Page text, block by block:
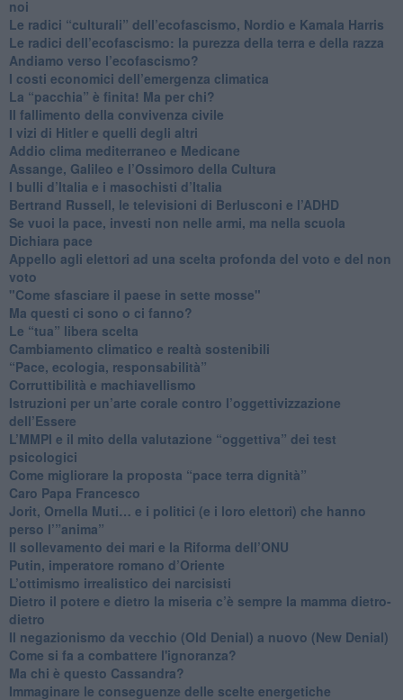
noi
​Le radici “culturali” dell’ecofascismo, Nordio e Kamala Harris
Le radici dell’ecofascismo: la purezza della terra e della razza
Andiamo verso l’ecofascismo?
I costi economici dell’emergenza climatica
​La “pacchia” è finita! Ma per chi?
​Il fallimento della convivenza civile
​I vizi di Hitler e quelli degli altri
Addio clima mediterraneo e Medicane
​Assange, Galileo e l’Ossimoro della Cultura
​I bulli d’Italia e i masochisti d’Italia
​Bertrand Russell, le televisioni di Berlusconi e l’ADHD
​Se vuoi la pace, investi non nelle armi, ma nella scuola
​Dichiara pace
​Appello agli elettori ad una scelta profonda del voto e del non
voto
"Come sfasciare il paese in sette mosse"
​Ma questi ci sono o ci fanno?
​Le “tua” libera scelta
Cambiamento climatico e realtà sostenibili
“Pace, ecologia, responsabilità”
​Corruttibilità e machiavellismo
Istruzioni per un’arte corale contro l’oggettivizzazione
dell’Essere
​L’MMPI e il mito della valutazione “oggettiva” dei test
psicologici
Come migliorare la proposta “pace terra dignità”
Caro Papa Francesco
​Jorit, Ornella Muti… e i politici (e i loro elettori) che hanno
perso l’”anima”
​Il sollevamento dei mari e la Riforma dell’ONU
Putin, imperatore romano d’Oriente
​L’ottimismo irrealistico dei narcisisti
​Dietro il potere e dietro la miseria c’è sempre la mamma dietro-
dietro
Il negazionismo da vecchio (Old Denial) a nuovo (New Denial)
Come si fa a combattere l'ignoranza?
Ma chi è questo Cassandra?
Immaginare le conseguenze delle scelte energetiche